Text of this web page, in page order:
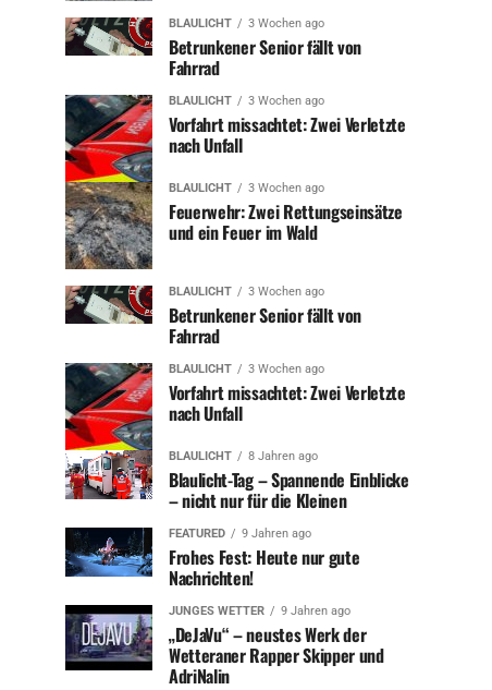
BLAULICHT 3 Wochen ago
Betrunkener Senior fällt von
Fahrrad
BLAULICHT 3 Wochen ago
Vorfahrt missachtet: Zwei Verletzte
nach Unfall
BLAULICHT 3 Wochen ago
Feuerwehr: Zwei Rettungseinsätze
und ein Feuer im Wald
BLAULICHT 3 Wochen ago
Betrunkener Senior fällt von
Fahrrad
BLAULICHT 3 Wochen ago
Vorfahrt missachtet: Zwei Verletzte
nach Unfall
BLAULICHT 8 Jahren ago
Blaulicht-Tag – Spannende Einblicke
– nicht nur für die Kleinen
FEATURED 9 Jahren ago
Frohes Fest: Heute nur gute
Nachrichten!
JUNGES WETTER 9 Jahren ago
„DeJaVu“ – neustes Werk der
Wetteraner Rapper Skipper und
AdriNalin